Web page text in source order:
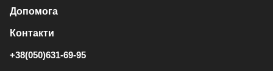
Допомога
Контакти
+38(050)631-69-95